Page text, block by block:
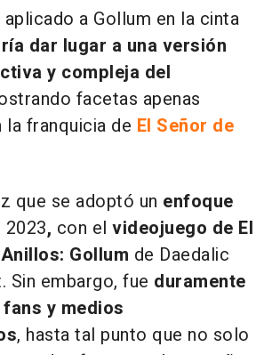
aplicado a Gollum en la cinta
dar lugar a una versión
y compleja del
facetas apenas
la franquicia de El Señor de
que se adoptó un enfoque
2023, con el videojuego de El
Gollum de Daedalic
Sin embargo, fue duramente
y medios
, hasta tal punto que no solo